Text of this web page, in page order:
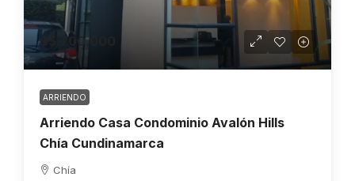
$5.700.000
ARRIENDO
Arriendo Casa Condominio Avalón Hills
Chía Cundinamarca
Chía